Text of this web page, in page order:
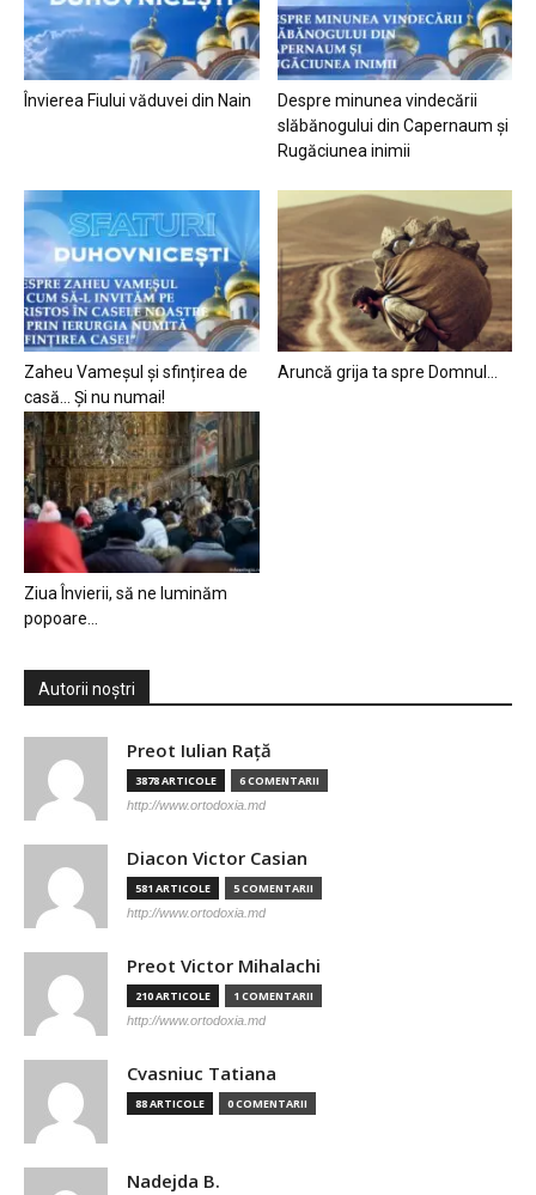
Învierea Fiului văduvei din Nain
Despre minunea vindecării
slăbănogului din Capernaum și
Rugăciunea inimii
Zaheu Vameșul și sfințirea de
casă… Și nu numai!
Aruncă grija ta spre Domnul…
Ziua Învierii, să ne luminăm
popoare…
Autorii noștri
Preot Iulian Raţă
3878 ARTICOLE 6 COMENTARII
http://www.ortodoxia.md
Diacon Victor Casian
581 ARTICOLE 5 COMENTARII
http://www.ortodoxia.md
Preot Victor Mihalachi
210 ARTICOLE 1 COMENTARII
http://www.ortodoxia.md
Cvasniuc Tatiana
88 ARTICOLE 0 COMENTARII
Nadejda B.